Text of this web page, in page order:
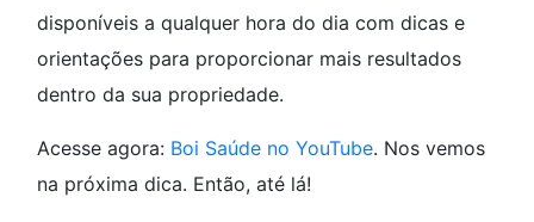
disponíveis a qualquer hora do dia com dicas e
orientações para proporcionar mais resultados
dentro da sua propriedade.
Acesse agora: Boi Saúde no YouTube. Nos vemos
na próxima dica. Então, até lá!